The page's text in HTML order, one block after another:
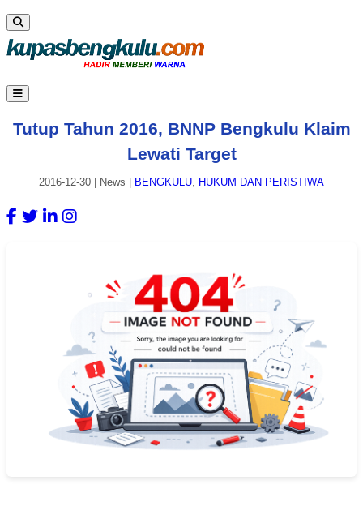
Tutup Tahun 2016, BNNP Bengkulu Klaim
Lewati Target
2016-12-30 News BENGKULU, HUKUM DAN PERISTIWA